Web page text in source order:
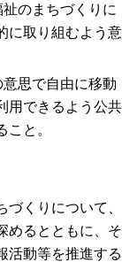
のまちづくりに
に取り組むよう意
思で自由に移動
用できるよう公共
と。
くりについて、
めるとともに、そ
活動等を推進する